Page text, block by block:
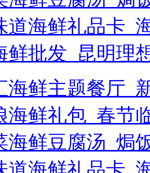
道海鲜礼品卡_
鲜批发_昆明理
海鲜主题餐厅_
海鲜礼包_春节
海鲜豆腐汤_焗